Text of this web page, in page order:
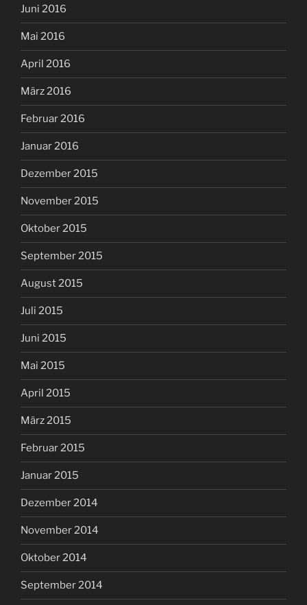
Juni 2016
Mai 2016
April 2016
März 2016
Februar 2016
Januar 2016
Dezember 2015
November 2015
Oktober 2015
September 2015
August 2015
Juli 2015
Juni 2015
Mai 2015
April 2015
März 2015
Februar 2015
Januar 2015
Dezember 2014
November 2014
Oktober 2014
September 2014